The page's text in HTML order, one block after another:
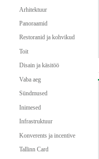
Arhitektuur
Panoraamid
Restoranid ja kohvikud
Toit
Disain ja käsitöö
Vaba aeg
Sündmused
Inimesed
Infrastruktuur
Konverents ja incentive
Tallinn Card